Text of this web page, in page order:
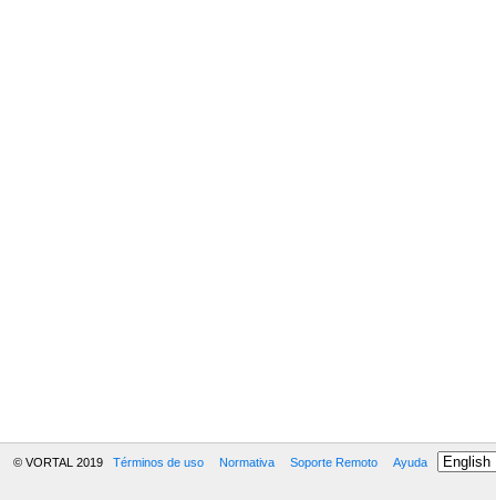
© VORTAL 2019 Términos de uso Normativa Soporte Remoto Ayuda